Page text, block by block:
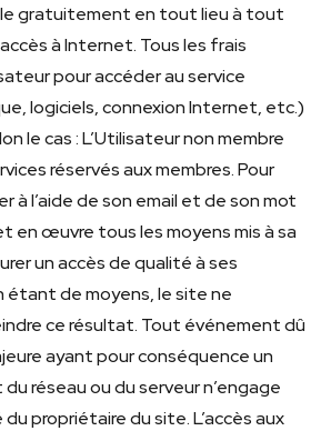
gratuitement en tout lieu à tout
à Internet. Tous les frais
pour accéder au service
logiciels, connexion Internet, etc.)
le cas : L’Utilisateur non membre
réservés aux membres. Pour
à l’aide de son email et de son mot
en œuvre tous les moyens mis à sa
un accès de qualité à ses
étant de moyens, le site ne
ce résultat. Tout événement dû
ayant pour conséquence un
réseau ou du serveur n’engage
propriétaire du site. L’accès aux